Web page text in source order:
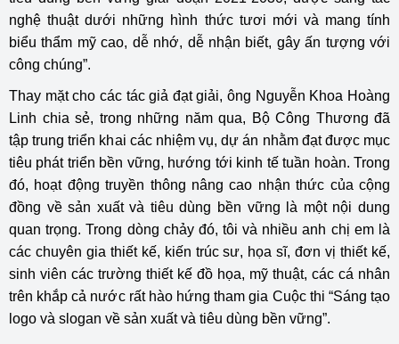
nghệ thuật dưới những hình thức tươi mới và mang tính
biểu thẩm mỹ cao, dễ nhớ, dễ nhận biết, gây ấn tượng với
công chúng”.
Thay mặt cho các tác giả đạt giải, ông Nguyễn Khoa Hoàng
Linh chia sẻ, trong những năm qua, Bộ Công Thương đã
tập trung triển khai các nhiệm vụ, dự án nhằm đạt được mục
tiêu phát triển bền vững, hướng tới kinh tế tuần hoàn. Trong
đó, hoạt động truyền thông nâng cao nhận thức của cộng
đồng về sản xuất và tiêu dùng bền vững là một nội dung
quan trọng. Trong dòng chảy đó, tôi và nhiều anh chị em là
các chuyên gia thiết kế, kiến trúc sư, họa sĩ, đơn vị thiết kế,
sinh viên các trường thiết kế đồ họa, mỹ thuật, các cá nhân
trên khắp cả nước rất hào hứng tham gia Cuộc thi “Sáng tạo
logo và slogan về sản xuất và tiêu dùng bền vững”.